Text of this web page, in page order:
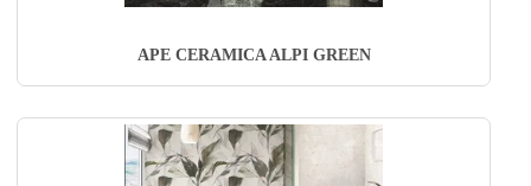
APE CERAMICA ALPI GREEN